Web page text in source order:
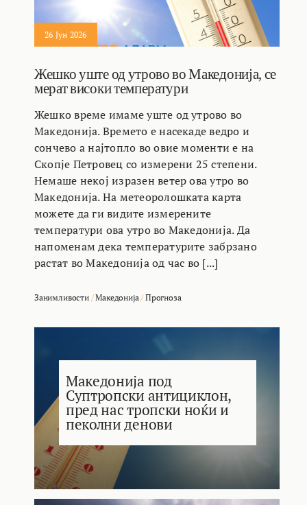
26 Јун 2026
Жешко уште од утрово во Македонија, се
мерат високи температури
Жешко време имаме уште од утрово во
Македонија. Времето е насекаде ведро и
сончево а најтопло во овие моменти е на
Скопје Петровец со измерени 25 степени.
Немаше некој изразен ветер ова утро во
Македонија. На метеоролошката карта
можете да ги видите измерените
температури ова утро во Македонија. Да
напоменам дека температурите забрзано
растат во Македонија од час во [...]
Занимливости/Македонија/Прогноза
Македонија под
Суптропски антициклон,
пред нас тропски ноќи и
пеколни денови